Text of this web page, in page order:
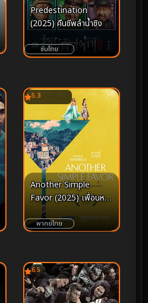
Predestination
(2025) คืนชีพลำน้ำชิง
ซับไทย
5.3
Another Simple
Favor (2025) เพื่อนหาย
อย่าหา 2
พากย์ไทย
6.5